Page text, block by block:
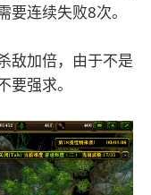
连续失败8次。
敌加倍，由于不是
强求。